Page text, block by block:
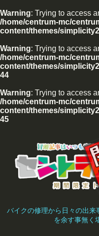
Warning: Trying to access
/home/centrum-mc/
content/themes/
Warning: Trying to access
/home/centrum-mc/
content/themes/
44
Warning: Trying to access
/home/centrum-mc/
content/themes/
45
バイクの修理から日々の出
を余す事無く